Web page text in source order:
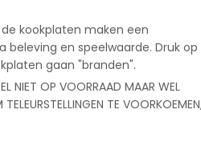
kookplaten maken een
beleving en speelwaarde. Druk op
gaan "branden".
NIET OP VOORRAAD MAAR WEL
TE